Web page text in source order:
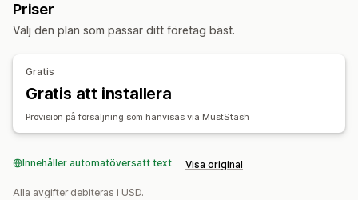
Produktsynkronisering
Priser
Välj den plan som passar ditt företag bäst.
Gratis
Gratis att installera
Provision på försäljning som hänvisas via MustStash
Innehåller automatöversatt text Visa original
Alla avgifter debiteras i USD.